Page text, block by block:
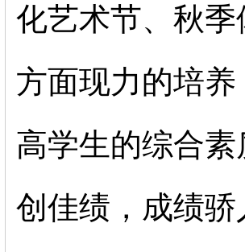
化艺术节、秋
方面现力的培
高学生的综合
创佳绩，成绩